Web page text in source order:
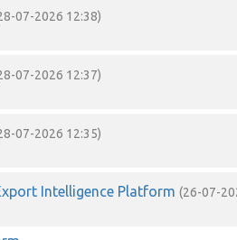
07-2026 12:38)
07-2026 12:37)
07-2026 12:35)
Intelligence Platform (26-07-